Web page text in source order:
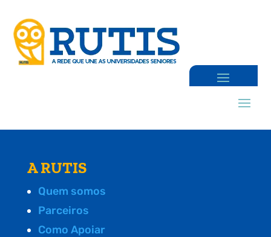
A RUTIS
Quem somos
Parceiros
Como Apoiar